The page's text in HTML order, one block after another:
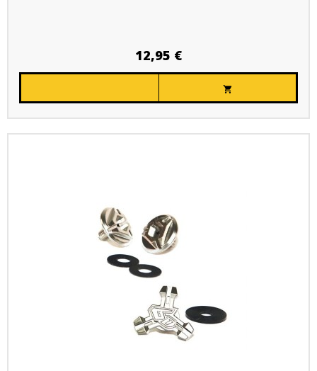
12,95 €
